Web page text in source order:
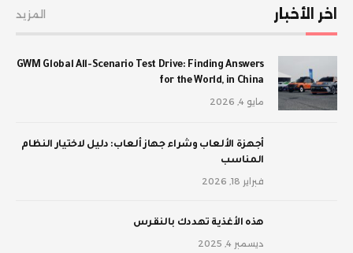
اخر الأخبار المزيد
GWM Global All-Scenario Test Drive: Finding Answers
for the World, in China
مايو 4, 2026
أجهزة الألعاب وشراء جهاز ألعاب: دليل لاختيار النظام
المناسب
فبراير 18, 2026
‫هذه الأغذية تهددك بالنقرس
ديسمبر 4, 2025